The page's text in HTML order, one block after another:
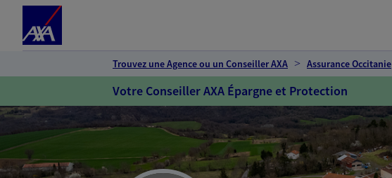
Trouvez une Agence ou un Conseiller AXA Assurance Occitanie
Votre Conseiller AXA Épargne et Protection